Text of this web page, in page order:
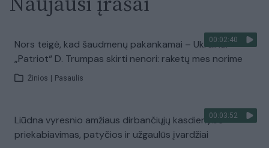
00:02:40
Nors teigė, kad šaudmenų pakankamai – Ukrainai
„Patriot“ D. Trumpas skirti nenori: raketų mes norime
Žinios Pasaulis
00:03:52
Liūdna vyresnio amžiaus dirbančiųjų kasdienybė –
priekabiavimas, patyčios ir užgaulūs įvardžiai